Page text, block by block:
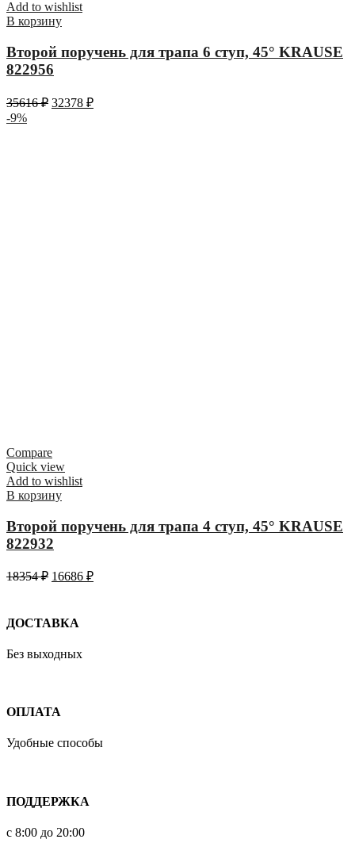
Add to wishlist
В корзину
Второй поручень для трапа 6 ступ, 45° KRAUSE
822956
35616₽ 32378 ₽
-9%
Compare
Quick view
Add to wishlist
В корзину
Второй поручень для трапа 4 ступ, 45° KRAUSE
822932
18354₽ 16686 ₽
ДОСТАВКА
Без выходных
ОПЛАТА
Удобные способы
ПОДДЕРЖКА
с 8:00 до 20:00